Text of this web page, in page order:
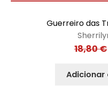
Guerreiro das
18,80€
Adicionar